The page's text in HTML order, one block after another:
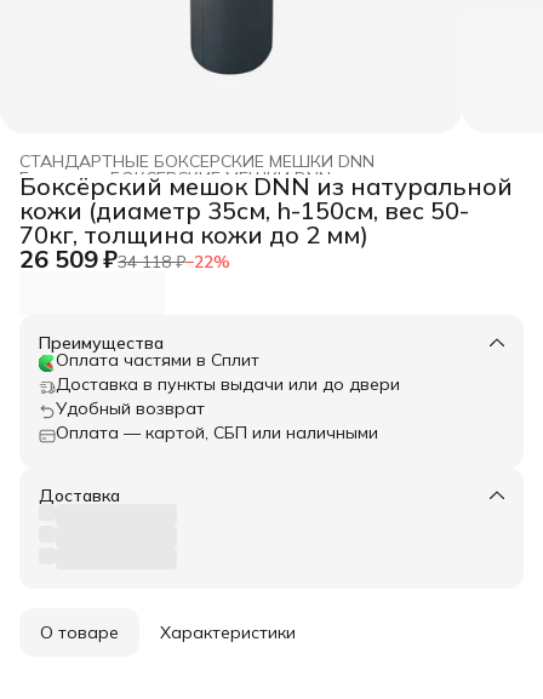
СТАНДАРТНЫЕ БОКСЕРСКИЕ МЕШКИ DNN
БОКСЕРСКИЕ МЕШКИ DNN ›
Главная ›
Боксёрский мешок DNN из натуральной
кожи (диаметр 35см, h-150см, вес 50-
70кг, толщина кожи до 2 мм)
26 509 ₽34 118 ₽−22%
Преимущества
Оплата частями в Сплит
Доставка в пункты выдачи или до двери
Удобный возврат
Оплата — картой, СБП или наличными
Доставка
О товаре Характеристики